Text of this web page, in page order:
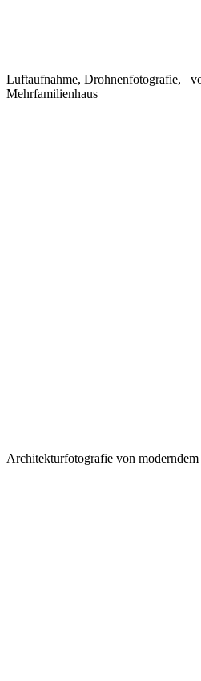
Luftaufnahme, Drohnenfotografie,
Mehrfamilienhaus
Architekturfotografie von